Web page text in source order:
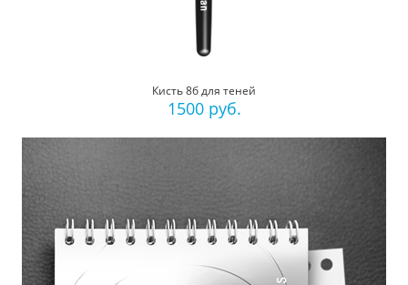
Кисть 8б для теней
1500 руб.